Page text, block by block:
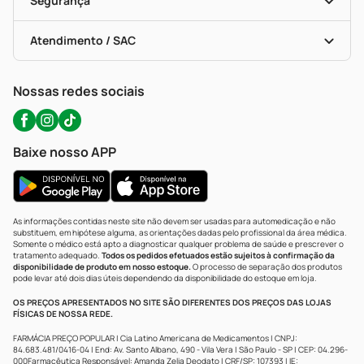
Troca E Devolução
Bulas De A A Z
Políticas De Marketplace
Testes Rápidos
Autoteste Covid-19
Certificado De Segurança
Portal Da Privacidade
Atendimento / SAC
WhatsApp (47) 9202-1687
Nossas redes sociais
Baixe nosso APP
As informações contidas neste site não devem ser usadas para automedicação e não
substituem, em hipótese alguma, as orientações dadas pelo profissional da área médica.
Somente o médico está apto a diagnosticar qualquer problema de saúde e prescrever o
tratamento adequado. Todos os pedidos efetuados estão sujeitos à confirmação da
disponibilidade de produto em nosso estoque.O processo de separação dos produtos
pode levar até dois dias úteis dependendo da disponibilidade do estoque em loja.
OS PREÇOS APRESENTADOS NO SITE SÃO DIFERENTES DOS PREÇOS DAS LOJAS
FÍSICAS DE NOSSA REDE.
FARMÁCIA PREÇO POPULAR | Cia Latino Americana de Medicamentos | CNPJ:
84.683.481/0416-04 | End: Av. Santo Albano, 490 - Vila Vera | São Paulo - SP | CEP: 04.296-
000Farmacêutica Responsável: Amanda Zelia Deodato | CRF/SP: 107393 | IE: